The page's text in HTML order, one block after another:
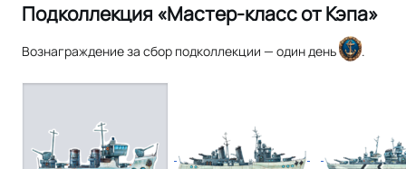
Подколлекция «Мастер-класс от Кэпа»
Вознаграждение за сбор подколлекции — один день .